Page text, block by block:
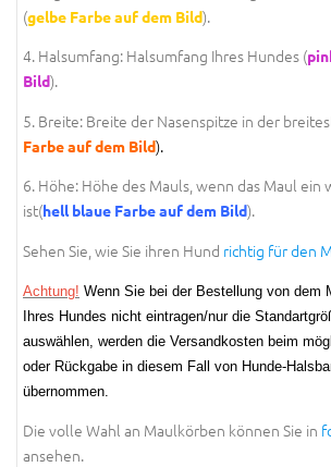
(gelbe Farbe auf dem Bild).
4. Halsumfang: Halsumfang Ihres Hundes (
Bild).
5. Breite: Breite der Nasenspitze in der
Farbe auf dem Bild).
6. Höhe: Höhe des Mauls, wenn das Maul
ist(hell blaue Farbe auf dem Bild).
Sehen Sie, wie Sie ihren Hund richtig für den
Achtung! Wenn Sie bei der Bestellung von dem
Ihres Hundes nicht eintragen/nur die
auswählen, werden die Versandkosten beim
oder Rückgabe in diesem Fall von Hunde-
übernommen.
Die volle Wahl an Maulkörben können Sie in
ansehen.